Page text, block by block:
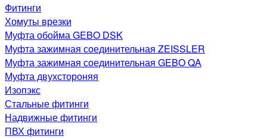
Фитинги
Хомуты врезки
Муфта обойма GEBO DSK
Муфта зажимная соединительная ZEISSLER
Муфта зажимная соединительная GEBO QA
Муфта двухстороняя
Изопэкс
Стальные фитинги
Надвижные фитинги
ПВХ фитинги